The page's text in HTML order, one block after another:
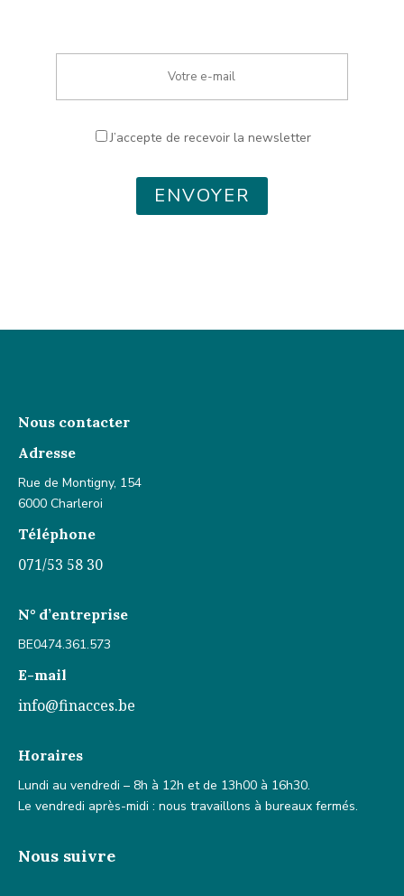
J’accepte de recevoir la newsletter
ENVOYER
Nous contacter
Adresse
Rue de Montigny, 154
6000 Charleroi
Téléphone
071/53 58 30
N° d’entreprise
BE0474.361.573
E-mail
info@finacces.be
Horaires
Lundi au vendredi – 8h à 12h et de 13h00 à 16h30.
Le vendredi après-midi : nous travaillons à bureaux fermés.
Nous suivre